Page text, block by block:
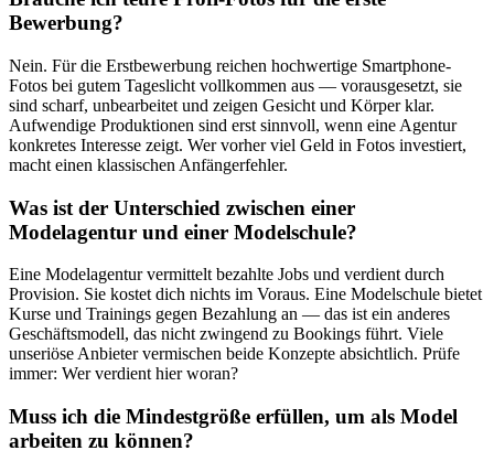
Bewerbung?
Nein. Für die Erstbewerbung reichen hochwertige Smartphone-
Fotos bei gutem Tageslicht vollkommen aus — vorausgesetzt, sie
sind scharf, unbearbeitet und zeigen Gesicht und Körper klar.
Aufwendige Produktionen sind erst sinnvoll, wenn eine Agentur
konkretes Interesse zeigt. Wer vorher viel Geld in Fotos investiert,
macht einen klassischen Anfängerfehler.
Was ist der Unterschied zwischen einer
Modelagentur und einer Modelschule?
Eine Modelagentur vermittelt bezahlte Jobs und verdient durch
Provision. Sie kostet dich nichts im Voraus. Eine Modelschule bietet
Kurse und Trainings gegen Bezahlung an — das ist ein anderes
Geschäftsmodell, das nicht zwingend zu Bookings führt. Viele
unseriöse Anbieter vermischen beide Konzepte absichtlich. Prüfe
immer: Wer verdient hier woran?
Muss ich die Mindestgröße erfüllen, um als Model
arbeiten zu können?